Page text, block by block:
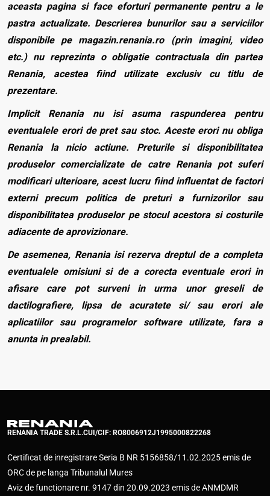
aceasta pagina si face eforturi permanente pentru a le
pastra actualizate. Descrierea bunurilor sau a serviciilor
disponibile pe magazin.renania.ro (prin imagini, video
etc.) nu reprezinta o obligatie contractuala din partea
Renania, acestea fiind utilizate exclusiv cu titlu de
prezentare.
Implicit Renania nu isi asuma raspunderea pentru
eventualele erori de pret sau stoc. Aceste erori nu obliga
Renania la nicio actiune. Preturile si disponibilitatea
produselor comercializate de catre Renania pot suferi
modificari ulterioare, acest lucru fiind influentat de factori
externi precum politica de preturi a furnizorilor sau
disponibilitatea produselor pe stocul acestora si costurile
adiacente de aprovizionare.
De asemenea, Renania isi rezerva dreptul de a completa
eventualele omisiuni si de a corecta eventuale erori in
afisare care pot surveni in urma unor greseli de
dactilografiere, lipsa de acuratete si/ sau erori ale
aplicatiilor sau programelor software utilizate, fara a
anunta in prealabil.
RENANIA TRADE S.R.L.CUI/CIF: RO8006912J1995000822268
Certificat de inregistrare Seria B NR 5156858/11.02.2025 emis de
ORC de pe langa Tribunalul Mures
Aviz de functionare nr. 9147 din 20.09.2023 emis de ANMDMR